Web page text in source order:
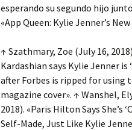
esperando su segundo hijo
«App Queen: Kylie Jenner’s
↑ Szathmary, Zoe (July 16,
Kardashian says Kylie Jenner is
after Forbes is ripped for using
magazine cover». ↑ Wanshel,
2018). «Paris Hilton Says She’s
Self-Made, Just Like Kylie